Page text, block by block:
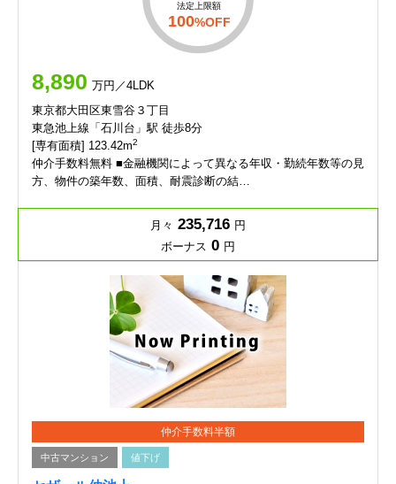
法定上限額
100%OFF
8,890 万円／4LDK
東京都大田区東雪谷３丁目
東急池上線「石川台」駅 徒歩8分
[専有面積] 123.42m2
仲介手数料無料 ■金融機関によって異なる年収・勤続年数等の見
方、物件の築年数、面積、耐震診断の結…
月々 235,716 円
ボーナス 0 円
仲介手数料半額
中古マンション 値下げ